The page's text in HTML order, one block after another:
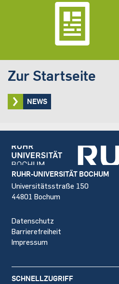
Zur Startseite
NEWS
Footer
RUHR-UNIVERSITÄT BOCHUM
Universitätsstraße 150
44801 Bochum
Datenschutz
Barrierefreiheit
Impressum
SCHNELLZUGRIFF